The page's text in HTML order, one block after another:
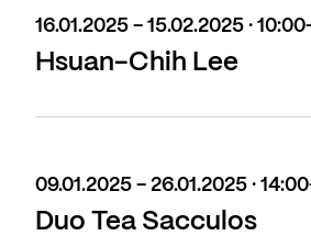
16.01.2025 - 15.02.2025 ·
Hsuan-Chih Lee
09.01.2025 - 26.01.2025 ·
Duo Tea Sacculos